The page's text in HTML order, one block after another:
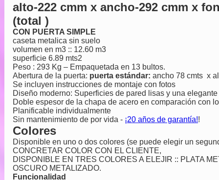
alto-222 cmm x ancho-292 cmm x
(total )
CON PUERTA SIMPLE
caseta metalica sin suelo
volumen en m3 :: 12.60 m3
superficie 6.89 mts2
Peso : 293 Kg – Empaquetada en 13 bultos.
Abertura de la puerta: puerta estándar: ancho 78 cmts x
Se incluyen instrucciones de montaje con fotos
Diseño moderno: Superficies de pared lisas y una
Doble espesor de la chapa de acero en comparación con
Planificable individualmente
Sin mantenimiento de por vida - ¡20 años de garantía!!
Colores
Disponible en uno o dos colores (se puede elegir un
CONCRETAR COLOR CON EL CLIENTE,
DISPONIBLE EN TRES COLORES A ELEJIR :: PLATA
OSCURO METALIZADO.
Funcionalidad